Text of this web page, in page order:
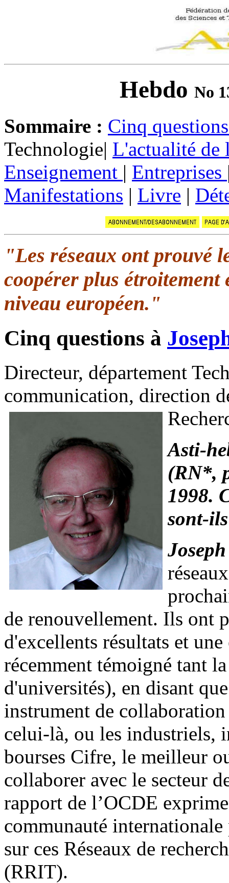
Hebdo No
Sommaire : Cinq
Technologie| L'actualité de
Enseignement | Entreprises
Manifestations | Livre |
"Les réseaux ont prouvé
coopérer plus
niveau européen."
Cinq questions à
Directeur, département
communication, direction
Asti-
(RN*,
1998.
sont-
de renouvellement. Ils ont
d'excellents résultats et
récemment témoigné tant
d'universités), en disant
instrument de
celui-là, ou les industriels,
bourses Cifre, le meilleur
collaborer avec le secteur
rapport de l’OCDE
communauté
sur ces Réseaux de
(RRIT).